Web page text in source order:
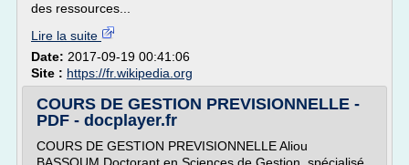
des ressources...
Lire la suite
Date: 2017-09-19 00:41:06
Site : https://fr.wikipedia.org
COURS DE GESTION PREVISIONNELLE -
PDF - docplayer.fr
COURS DE GESTION PREVISIONNELLE Aliou